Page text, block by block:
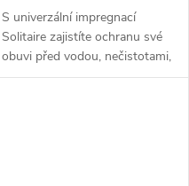
S univerzální impregnací
Solitaire zajistíte ochranu své
obuvi před vodou, nečistotami,
solí i UV zářením. Tento sprej je